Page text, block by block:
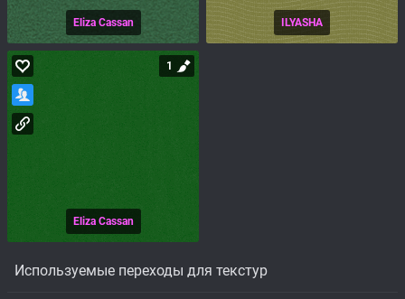
Eliza Cassan ILYASHA
Eliza Cassan
1
Используемые переходы для текстур